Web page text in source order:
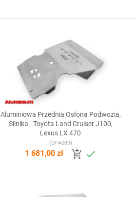
Szybki podgląd
Aluminiowa Przednia Osłona Podwozia,
Silnika - Toyota Land Cruiser J100,
Lexus LX 470
(OPA089)
1 681,00 zł  